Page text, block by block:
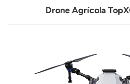
Türkçe
Drone Agrícola